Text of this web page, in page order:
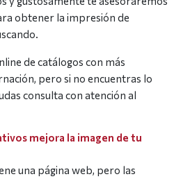
obtener la impresión de
de catálogos con más
pero si no encuentras lo
consulta con atención al
mejora la imagen de tu
una página web, pero las